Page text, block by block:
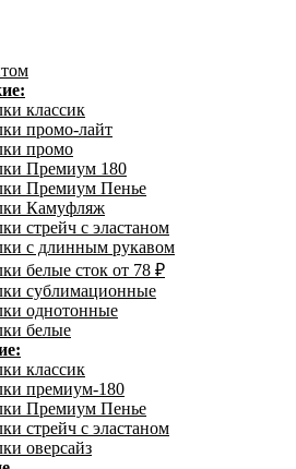
классик
промо-лайт
промо
Премиум 180
Премиум Пенье
Камуфляж
стрейч с эластаном
с длинным рукавом
белые сток от 78 ₽
сублимационные
однотонные
белые
классик
премиум-180
Премиум Пенье
стрейч с эластаном
оверсайз